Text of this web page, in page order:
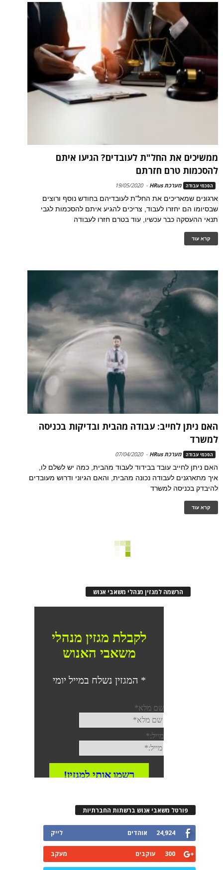
ממשיכים את החל"ת לעובדים? הגיעו איתם
להסכמות טרם חזרתם
הסכמי עבודה מערכת HRus -
19/05/2020
ארגונים שמאריכים את החל"ת לעובדיהם בחודש נוסף ורוצים
שבסיומו הם יחזרו לעבוד, צריכים להגיע איתם להסכמות לגבי
תנאי ההעסקה כבר עכשיו, עוד בטרם חזרו לעבודה
קרא עוד
האם ניתן לחייב: עבודה מהבית ובדיקות בכניסה
למשרד
הסכמי עבודה מערכת HRus -
07/04/2020
האם ניתן לחייב עובד בבידוד לעבוד מהבית, כמה יש לשלם לו,
איך מתארגנים לעבודה נכונה מהבית, והאם הגיוני ודרוש מעובדים
להיבדק בכניסה למשרד
קרא עוד
הרשמה למגזין מנהלי משאבי אנוש
פורטל משאבי אנוש ברשתות החברתיות
24,924 אוהדים לייק
300 עוקבים מעקב